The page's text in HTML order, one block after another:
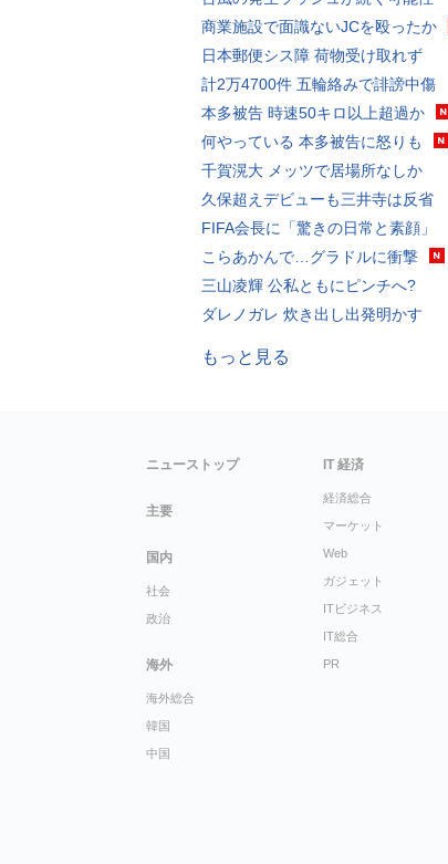
商業施設で面識ないJCを殴ったか
日本郵便シス障 荷物受け取れず
計2万4700件 五輪絡みで誹謗中傷
本多被告 時速50キロ以上超過か
何やっている 本多被告に怒りも
千賀滉大 メッツで居場所なしか
久保超えデビューも三井寺は反省
FIFA会長に「驚きの日常と素顔」
こらあかんで…グラドルに衝撃
三山凌輝 公私ともにピンチへ?
ダレノガレ 炊き出し出発明かす
もっと見る
ニューストップ
主要
国内
社会
政治
海外
海外総合
韓国
中国
IT 経済
経済総合
マーケット
Web
ガジェット
ITビジネス
IT総合
PR